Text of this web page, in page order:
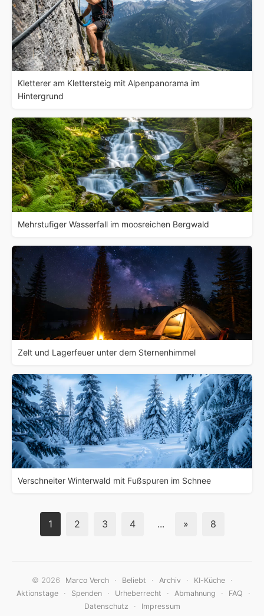
Kletterer am Klettersteig mit Alpenpanorama im
Hintergrund
Mehrstufiger Wasserfall im moosreichen Bergwald
Zelt und Lagerfeuer unter dem Sternenhimmel
Verschneiter Winterwald mit Fußspuren im Schnee
1 2 3 4 ... » 8
© 2026 Marco Verch · Beliebt · Archiv · KI-Küche ·
Aktionstage · Spenden · Urheberrecht · Abmahnung · FAQ ·
Datenschutz · Impressum